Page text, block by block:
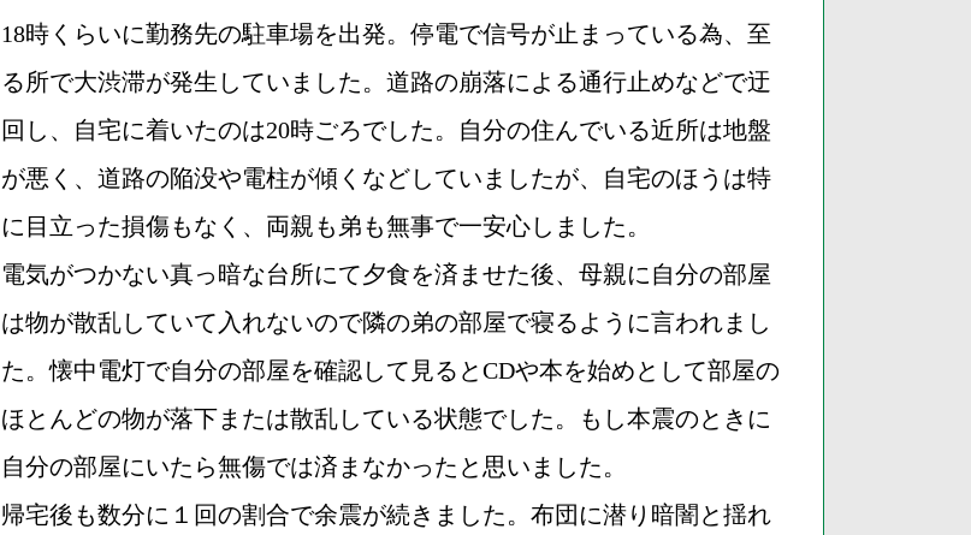
18時くらいに勤務先の駐車場を出発。停電で信号が止まっている為、至
る所で大渋滞が発生していました。道路の崩落による通行止めなどで迂
回し、自宅に着いたのは20時ごろでした。自分の住んでいる近所は地盤
が悪く、道路の陥没や電柱が傾くなどしていましたが、自宅のほうは特
に目立った損傷もなく、両親も弟も無事で一安心しました。
電気がつかない真っ暗な台所にて夕食を済ませた後、母親に自分の部屋
は物が散乱していて入れないので隣の弟の部屋で寝るように言われまし
た。懐中電灯で自分の部屋を確認して見るとCDや本を始めとして部屋の
ほとんどの物が落下または散乱している状態でした。もし本震のときに
自分の部屋にいたら無傷では済まなかったと思いました。
帰宅後も数分に１回の割合で余震が続きました。布団に潜り暗闇と揺れ